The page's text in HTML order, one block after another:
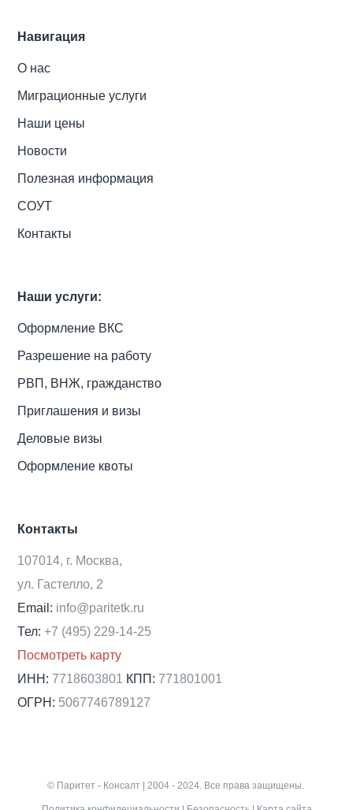
Навигация
О нас
Миграционные услуги
Наши цены
Новости
Полезная информация
СОУТ
Контакты
Наши услуги:
Оформление ВКС
Разрешение на работу
РВП, ВНЖ, гражданство
Приглашения и визы
Деловые визы
Оформление квоты
Контакты
107014, г. Москва,
ул. Гастелло, 2
Email: info@paritetk.ru
Тел: +7 (495) 229-14-25
Посмотреть карту
ИНН: 7718603801 КПП: 771801001
ОГРН: 5067746789127
© Паритет - Консалт | 2004 - 2024. Все права защищены.